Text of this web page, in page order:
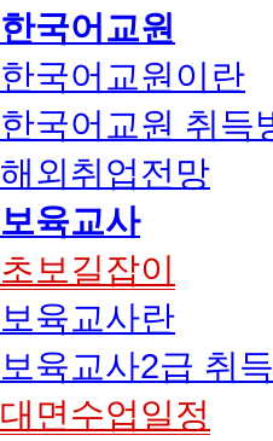
한국어교원
한국어교원이란
한국어교원 취득
해외취업전망
보육교사
초보길잡이
보육교사란
보육교사2급 취
대면수업일정